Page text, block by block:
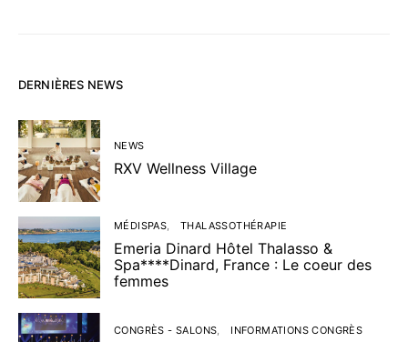
DERNIÈRES NEWS
NEWS
RXV Wellness Village
MÉDISPAS THALASSOTHÉRAPIE
Emeria Dinard Hôtel Thalasso &
Spa****Dinard, France : Le coeur des
femmes
CONGRÈS - SALONS INFORMATIONS CONGRÈS